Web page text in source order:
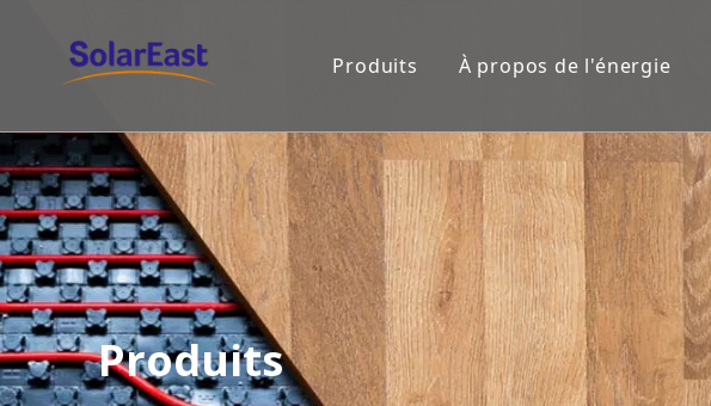
Produits À propos de l'énergie
Produits